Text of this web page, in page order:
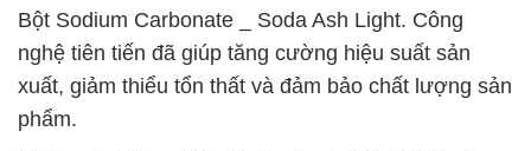
Bột Sodium Carbonate _ Soda Ash Light. Công
nghệ tiên tiến đã giúp tăng cường hiệu suất sản
xuất, giảm thiểu tổn thất và đảm bảo chất lượng sản
phẩm.